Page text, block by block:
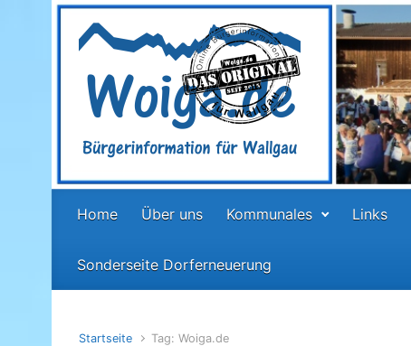
Zum Hauptinhalt springen
Home Über uns Kommunales Links
Sonderseite Dorferneuerung
Startseite Tag: Woiga.de